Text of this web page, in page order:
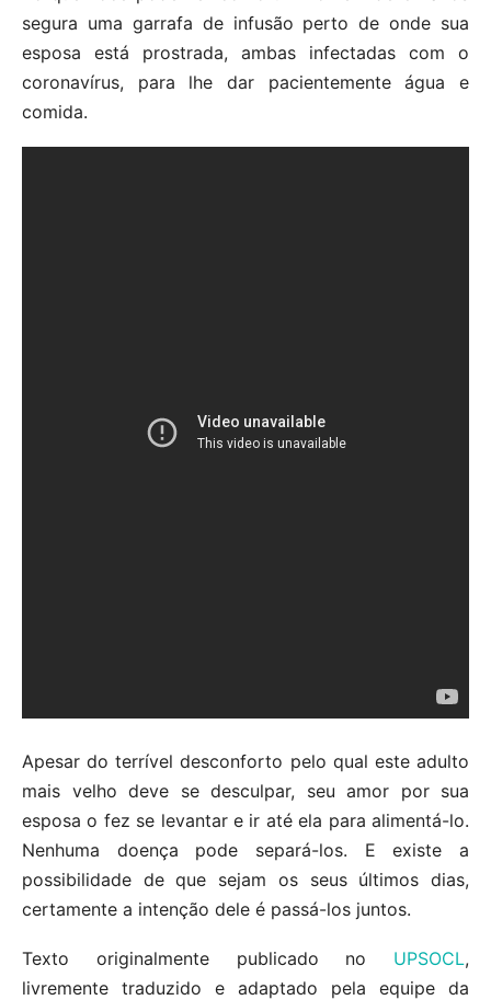
segura uma garrafa de infusão perto de onde sua
esposa está prostrada, ambas infectadas com o
coronavírus, para lhe dar pacientemente água e
comida.
Apesar do terrível desconforto pelo qual este adulto
mais velho deve se desculpar, seu amor por sua
esposa o fez se levantar e ir até ela para alimentá-lo.
Nenhuma doença pode separá-los. E existe a
possibilidade de que sejam os seus últimos dias,
certamente a intenção dele é passá-los juntos.
Texto originalmente publicado no UPSOCL,
livremente traduzido e adaptado pela equipe da